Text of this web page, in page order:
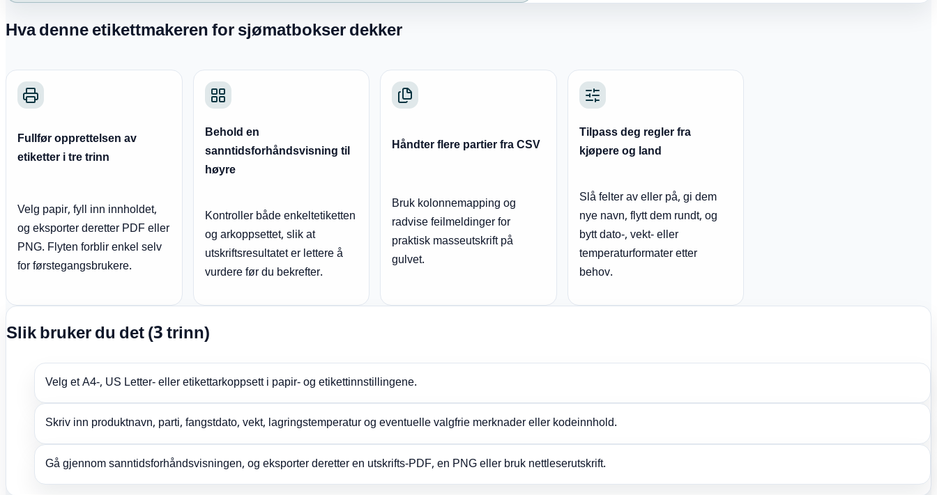
Hva denne etikettmakeren for sjømatbokser dekker
Fullfør opprettelsen av
etiketter i tre trinn
Velg papir, fyll inn innholdet,
og eksporter deretter PDF eller
PNG. Flyten forblir enkel selv
for førstegangsbrukere.
Behold en
sanntidsforhåndsvisning til
høyre
Kontroller både enkeltetiketten
og arkoppsettet, slik at
utskriftsresultatet er lettere å
vurdere før du bekrefter.
Håndter flere partier fra CSV
Bruk kolonnemapping og
radvise feilmeldinger for
praktisk masseutskrift på
gulvet.
Tilpass deg regler fra
kjøpere og land
Slå felter av eller på, gi dem
nye navn, flytt dem rundt, og
bytt dato-, vekt- eller
temperaturformater etter
behov.
Slik bruker du det (3 trinn)
Velg et A4-, US Letter- eller etikettarkoppsett i papir- og etikettinnstillingene.
Skriv inn produktnavn, parti, fangstdato, vekt, lagringstemperatur og eventuelle valgfrie merknader eller kodeinnhold.
Gå gjennom sanntidsforhåndsvisningen, og eksporter deretter en utskrifts-PDF, en PNG eller bruk nettleserutskrift.